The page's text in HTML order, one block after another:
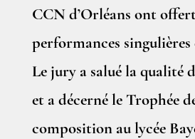
CCN d’Orléans ont
performances
Le jury a salué la qualité
et a décerné le Trophée
composition au lycée